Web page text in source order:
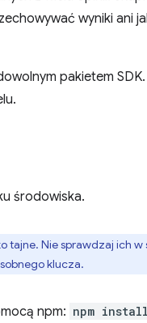
wyniki ani
pakietem
środowiska.
tajne. Nie sprawdzaj ich
klucza.
npm: npm install